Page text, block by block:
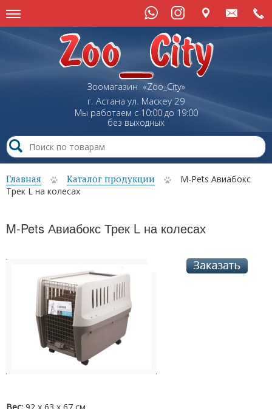
Зоомагазин «Zoo_City»
г. Астана ул. Маскеу29
Мы работаем с 10:00 до 19:00
без выходных
Главная Каталог продукции
M-Pets Авиабокс
Трек L на колесах
M-Pets Авиабокс Трек L на колесах